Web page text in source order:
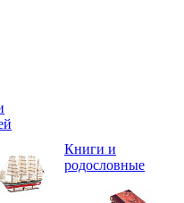
Книги и
родословные